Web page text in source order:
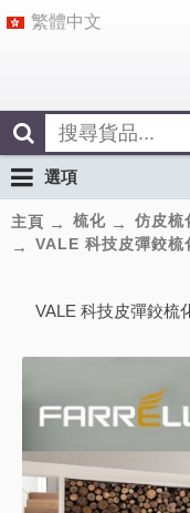
繁體中文
選項
主頁 梳化
仿皮梳
VALE 科技皮彈鉸
VALE 科技皮彈鉸梳